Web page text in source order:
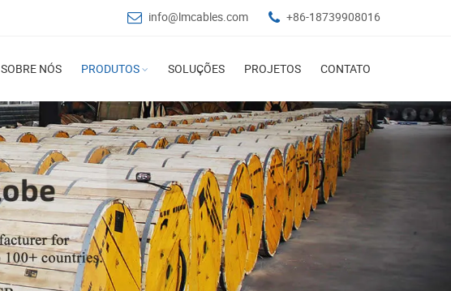
info@lmcables.com +86-18739908016
SOBRE NÓS PRODUTOS SOLUÇÕES PROJETOS CONTATO